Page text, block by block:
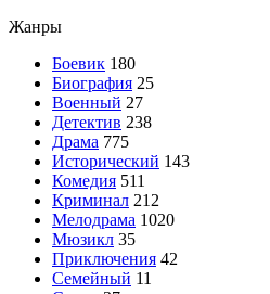
Жанры
Боевик 180
Биография 25
Военный 27
Детектив 238
Драма 775
Исторический 143
Комедия 511
Криминал 212
Мелодрама 1020
Мюзикл 35
Приключения 42
Семейный 11